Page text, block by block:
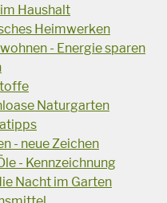
Haushalt
Heimwerken
- Energie sparen
Naturgarten
- neue Zeichen
- Kennzeichnung
Nacht im Garten